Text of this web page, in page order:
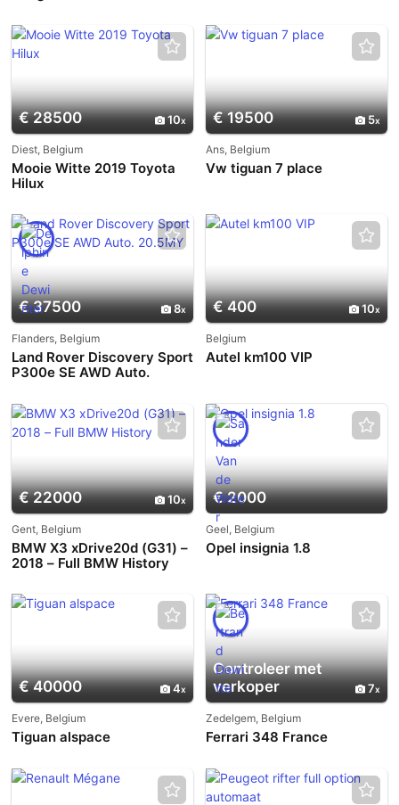
€ 28500 10
Diest, Belgium
Mooie Witte 2019 Toyota
Hilux
€ 19500 5
Ans, Belgium
Vw tiguan 7 place
€ 37500 8
Flanders, Belgium
Land Rover Discovery Sport
P300e SE AWD Auto.
€ 400 10
Belgium
Autel km100 VIP
€ 22000 10
Gent, Belgium
BMW X3 xDrive20d (G31) –
2018 – Full BMW History
€ 2000
Geel, Belgium
Opel insignia 1.8
€ 40000 4
Evere, Belgium
Tiguan alspace
Controleer met
verkoper
7
Zedelgem, Belgium
Ferrari 348 France